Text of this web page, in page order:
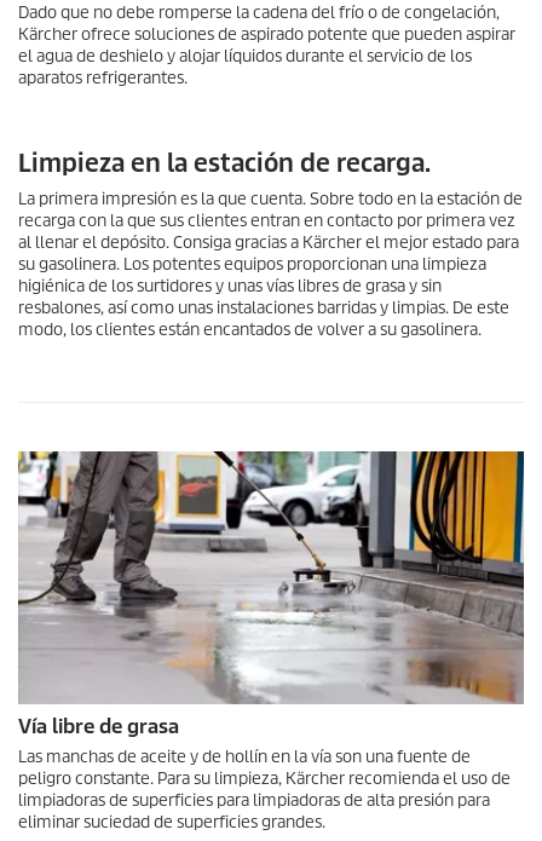
Dado que no debe romperse la cadena del frío o de congelación,
Kärcher ofrece soluciones de aspirado potente que pueden aspirar
el agua de deshielo y alojar líquidos durante el servicio de los
aparatos refrigerantes.
Limpieza en la estación de recarga.
La primera impresión es la que cuenta. Sobre todo en la estación de
recarga con la que sus clientes entran en contacto por primera vez
al llenar el depósito. Consiga gracias a Kärcher el mejor estado para
su gasolinera. Los potentes equipos proporcionan una limpieza
higiénica de los surtidores y unas vías libres de grasa y sin
resbalones, así como unas instalaciones barridas y limpias. De este
modo, los clientes están encantados de volver a su gasolinera.
Vía libre de grasa
Las manchas de aceite y de hollín en la vía son una fuente de
peligro constante. Para su limpieza, Kärcher recomienda el uso de
limpiadoras de superficies para limpiadoras de alta presión para
eliminar suciedad de superficies grandes.